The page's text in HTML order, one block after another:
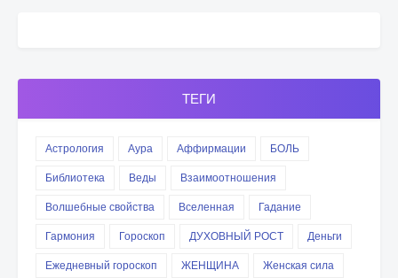
ТЕГИ
Астрология Аура Аффирмации
БОЛЬ
Библиотека
Веды
Взаимоотношения
Волшебные свойства
Вселенная
Гадание
Гармония
Гороскоп ДУХОВНЫЙ РОСТ
Деньги
Ежедневный гороскоп
ЖЕНЩИНА
Женская сила